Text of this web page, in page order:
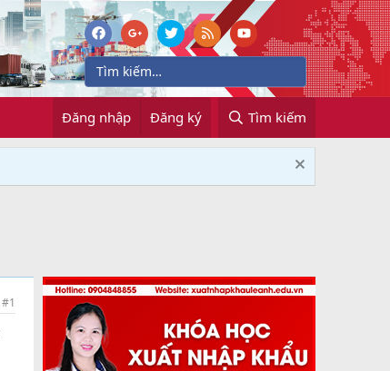
Đăng nhập Đăng ký Tìm kiếm
#1